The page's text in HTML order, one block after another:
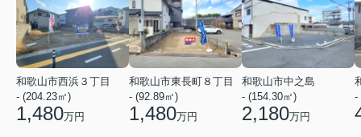
和歌山市西浜３丁目
- (204.23㎡)
1,480万円
和歌山市東長町８丁目
- (92.89㎡)
1,480万円
和歌山市中之島
- (154.30㎡)
2,180万円
-